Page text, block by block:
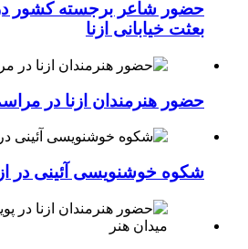
حضور شاعر برجسته کشور
بعثت خیابانی ازنا
حضور هنرمندان ازنا در
شکوه خوشنویسی آئینی در